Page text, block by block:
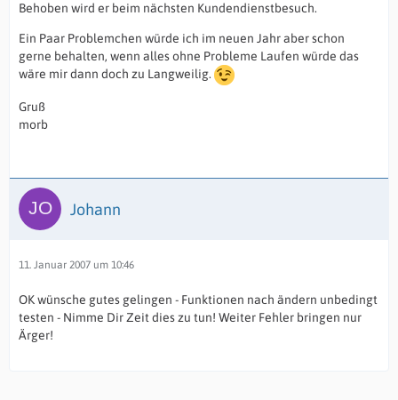
Behoben wird er beim nächsten Kundendienstbesuch.
Ein Paar Problemchen würde ich im neuen Jahr aber schon
gerne behalten, wenn alles ohne Probleme Laufen würde das
wäre mir dann doch zu Langweilig.
Gruß
morb
Johann
11. Januar 2007 um 10:46
OK wünsche gutes gelingen - Funktionen nach ändern unbedingt
testen - Nimme Dir Zeit dies zu tun! Weiter Fehler bringen nur
Ärger!